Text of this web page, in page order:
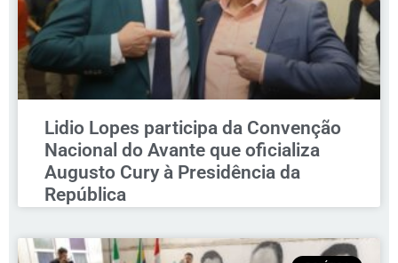
Lidio Lopes participa da Convenção
Nacional do Avante que oficializa
Augusto Cury à Presidência da
República